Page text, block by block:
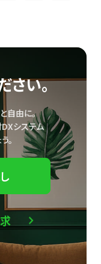
さい。
自由に。
システム
。